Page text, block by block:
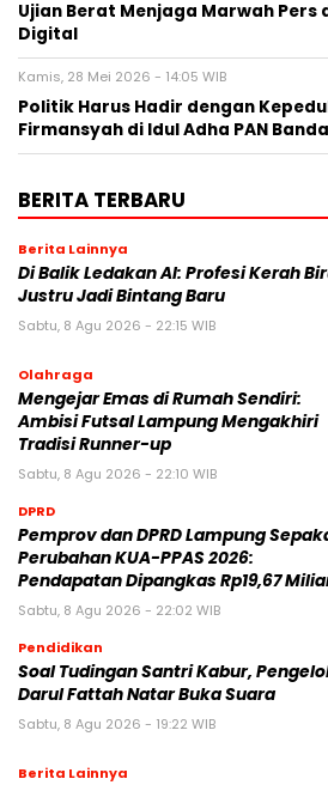
Ujian Berat Menjaga Marwah Pers
Digital
Kamis, 28 Mei 2026 - 14:05 WIB
Politik Harus Hadir dengan
Firmansyah di Idul Adha PAN
BERITA TERBARU
Berita Lainnya
Di Balik Ledakan AI: Profesi Kerah
Justru Jadi Bintang Baru
Sabtu, 8 Agu 2026 - 22:15 WIB
Olahraga
Mengejar Emas di Rumah Sendiri:
Ambisi Futsal Lampung Mengakhiri
Tradisi Runner-up
Sabtu, 8 Agu 2026 - 22:10 WIB
DPRD
Pemprov dan DPRD Lampung
Perubahan KUA-PPAS 2026:
Pendapatan Dipangkas Rp19,67
Sabtu, 8 Agu 2026 - 22:02 WIB
Pendidikan
Soal Tudingan Santri Kabur,
Darul Fattah Natar Buka Suara
Sabtu, 8 Agu 2026 - 19:22 WIB
Berita Lainnya